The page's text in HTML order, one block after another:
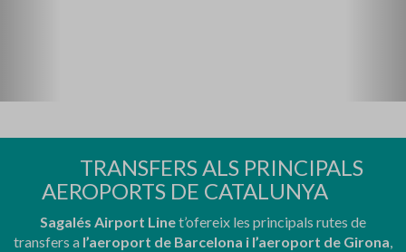
TRANSFERS ALS PRINCIPALS
AEROPORTS DE CATALUNYA
Sagalés Airport Linet’ofereix les principals rutes de
transfers a l’aeroport de Barcelona i l’aeroport de Girona,